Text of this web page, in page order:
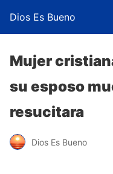
Dios Es Bueno
Mujer
su esposo
resucitara
Dios Es Bueno